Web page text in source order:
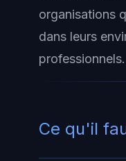
organisations
dans leurs
professionnels.
Ce qu'il